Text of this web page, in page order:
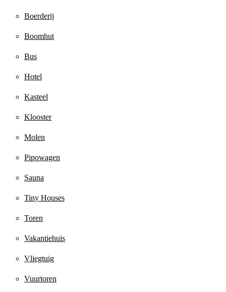
Boerderij
Boomhut
Bus
Hotel
Kasteel
Klooster
Molen
Pipowagen
Sauna
Tiny Houses
Toren
Vakantiehuis
Vliegtuig
Vuurtoren